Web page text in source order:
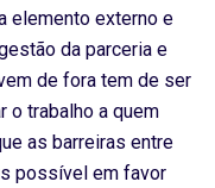
elemento externo e
da parceria e
de fora tem de ser
o trabalho a quem
as barreiras entre
possível em favor